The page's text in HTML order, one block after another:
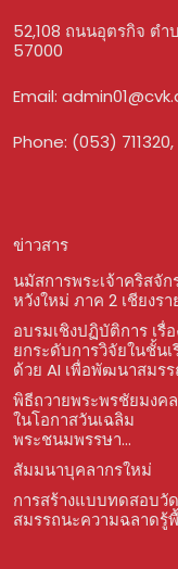
52,108 ถนนอุตรกิจ ตำ
57000
Email:
Phone: (053) 711320,
ข่าวสาร
นมัสการพระเจ้าคริสจัก
หวังใหม่ ภาค 2 เชียงรา
อบรมเชิงปฏิบัติการ เรื่อ
ยกระดับการวิจัยในชั้นเ
ด้วย AI เพื่อพัฒนาสมรร
พิธีถวายพระพรชัยมงค
ในโอกาสวันเฉลิม
พระชนมพรรษา...
สัมมนาบุคลากรใหม่
การสร้างแบบทดสอบวัด
สมรรถนะความฉลาดรู้